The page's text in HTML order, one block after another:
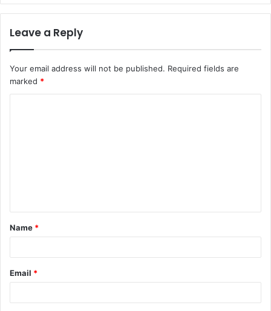
Leave a Reply
Your email address will not be published. Required fields are
marked *
t
*
Name *
Email *